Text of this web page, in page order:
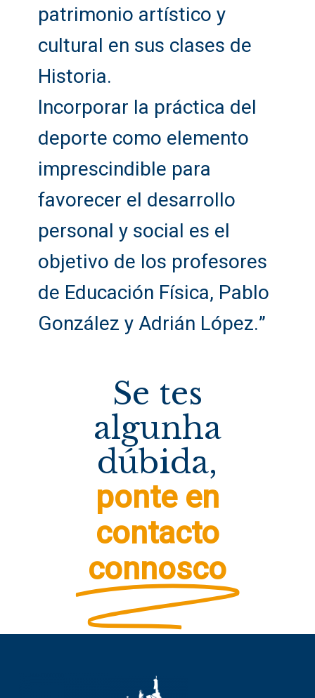
patrimonio artístico y
cultural en sus clases de
Historia.
Incorporar la práctica del
deporte como elemento
imprescindible para
favorecer el desarrollo
personal y social es el
objetivo de los profesores
de Educación Física, Pablo
González y Adrián López.”
Se tes
algunha
dúbida,
ponte en
contacto
connosco